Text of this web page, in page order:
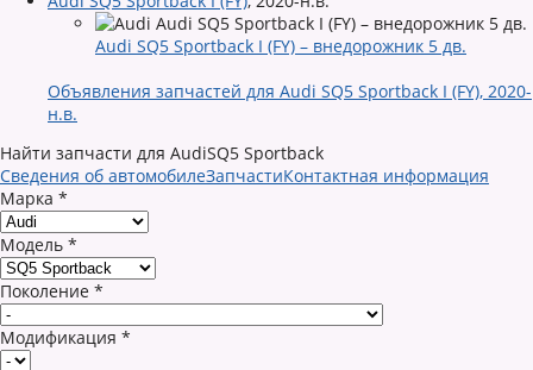
Audi SQ5 Sportback I (FY) – внедорожник 5 дв.
Объявления запчастей для Audi SQ5 Sportback I (FY), 2020-
н.в.
Найти запчасти для AudiSQ5 Sportback
Сведения об автомобилеЗапчастиКонтактная информация
Марка *
Модель *
Поколение *
Модификация *